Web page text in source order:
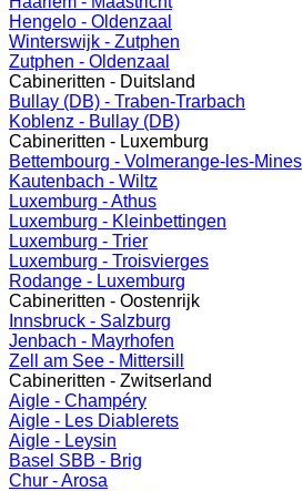
Hengelo - Oldenzaal
Winterswijk - Zutphen
Zutphen - Oldenzaal
Cabineritten - Duitsland
Bullay (DB) - Traben-Trarbach
Koblenz - Bullay (DB)
Cabineritten - Luxemburg
Bettembourg - Volmerange-les-Mines
Kautenbach - Wiltz
Luxemburg - Athus
Luxemburg - Kleinbettingen
Luxemburg - Trier
Luxemburg - Troisvierges
Rodange - Luxemburg
Cabineritten - Oostenrijk
Innsbruck - Salzburg
Jenbach - Mayrhofen
Zell am See - Mittersill
Cabineritten - Zwitserland
Aigle - Champéry
Aigle - Les Diablerets
Aigle - Leysin
Basel SBB - Brig
Chur - Arosa